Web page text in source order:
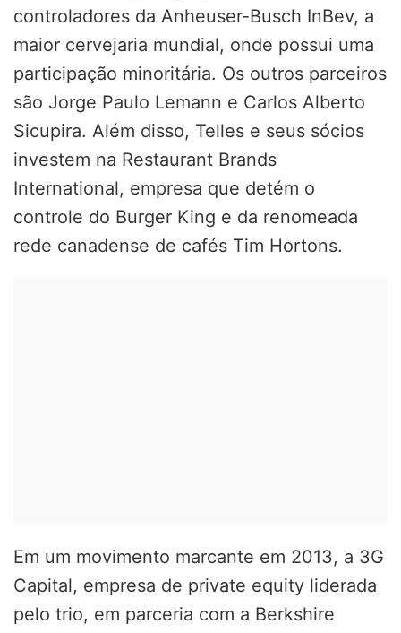
controladores da Anheuser-Busch InBev, a
maior cervejaria mundial, onde possui uma
participação minoritária. Os outros parceiros
são Jorge Paulo Lemann e Carlos Alberto
Sicupira. Além disso, Telles e seus sócios
investem na Restaurant Brands
International, empresa que detém o
controle do Burger King e da renomeada
rede canadense de cafés Tim Hortons.
Em um movimento marcante em 2013, a 3G
Capital, empresa de private equity liderada
pelo trio, em parceria com a Berkshire